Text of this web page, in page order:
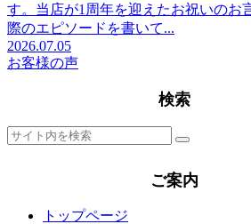
す。当店が1周年を迎えたお祝いのお
際のエピソードを書いて...
2026.07.05
お客様の声
検索
ご案内
トップページ